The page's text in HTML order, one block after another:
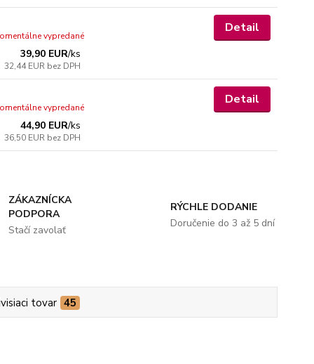
39,90 EUR/ks
32,44 EUR bez DPH
vypredané
Detail
44,90 EUR/ks
36,50 EUR bez DPH
vypredané
Detail
ZÁKAZNÍCKA
PODPORA
Stačí zavolať
RÝCHLE DODANIE
Doručenie do 3 až 5 dní
tovar 45